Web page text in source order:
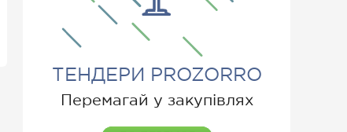
ТЕНДЕРИ PROZORRO
Перемагай у закупівлях